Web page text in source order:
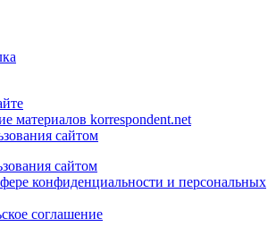
материалов korrespondent.net
сайтом
сайтом
конфиденциальности и персональных
соглашение